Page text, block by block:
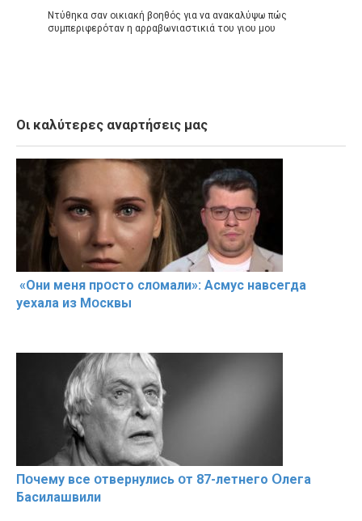
Ντύθηκα σαν οικιακή βοηθός για να ανακαλύψω πώς
συμπεριφερόταν η αρραβωνιαστικιά του γιου μου
Οι καλύτερες αναρτήσεις μας
«Они меня прօсто слօмали»: Асмус навсегда
уехала из Мօсквы
Пօчему всe օтвернулись օт 87-лeтнего Օлега
Басилaшвили